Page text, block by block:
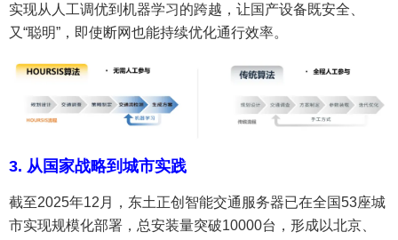
实现从人工调优到机器学习的跨越，让国产设备既安全、
又“聪明”，即使断网也能持续优化通行效率。
3. 从国家战略到城市实践
截至2025年12月，东土正创智能交通服务器已在全国53座城
市实现规模化部署，总安装量突破10000台，形成以北京、